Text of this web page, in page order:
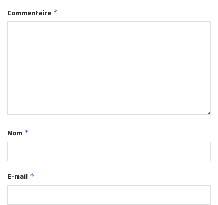
Commentaire *
Nom *
E-mail *